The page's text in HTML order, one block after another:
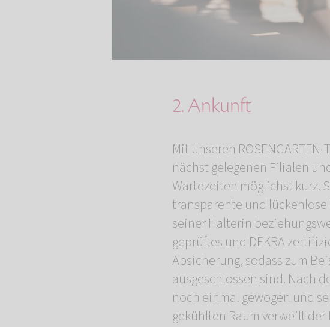
2. Ankunft
Mit unseren
nächst gelegenen Filialen
Wartezeiten möglichst kurz.
transparente und
seiner Halterin
geprüftes und DEKRA
Absicherung, sodass zum
ausgeschlossen sind. Nach
noch einmal gewogen und
gekühlten Raum verweilt